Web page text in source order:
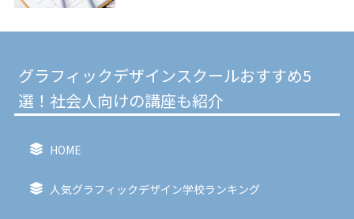
グラフィックデザインスクールおすすめ5
選！社会人向けの講座も紹介
HOME
人気グラフィックデザイン学校ランキング